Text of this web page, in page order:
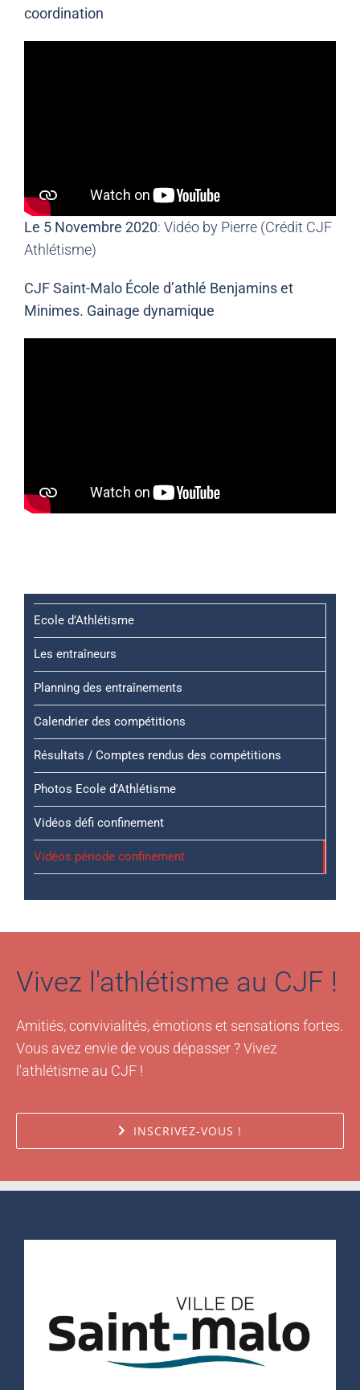
coordination
Le 5 Novembre 2020: Vidéo by Pierre (Crédit CJF
Athlétisme)
CJF Saint-Malo École d’athlé Benjamins et
Minimes. Gainage dynamique
Ecole d’Athlétisme
Les entraîneurs
Planning des entraînements
Calendrier des compétitions
Résultats / Comptes rendus des compétitions
Photos Ecole d’Athlétisme
Vidéos défi confinement
Vidéos période confinement
Vivez l'athlétisme au CJF !
Amitiés, convivialités, émotions et sensations fortes.
Vous avez envie de vous dépasser ? Vivez
l'athlétisme au CJF !
INSCRIVEZ-VOUS !